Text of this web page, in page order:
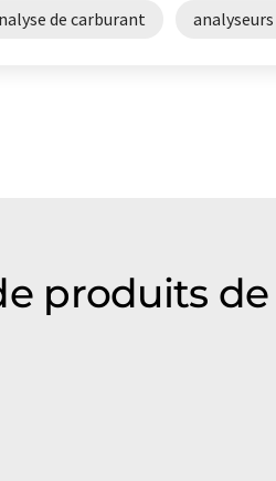
de carburant
produits